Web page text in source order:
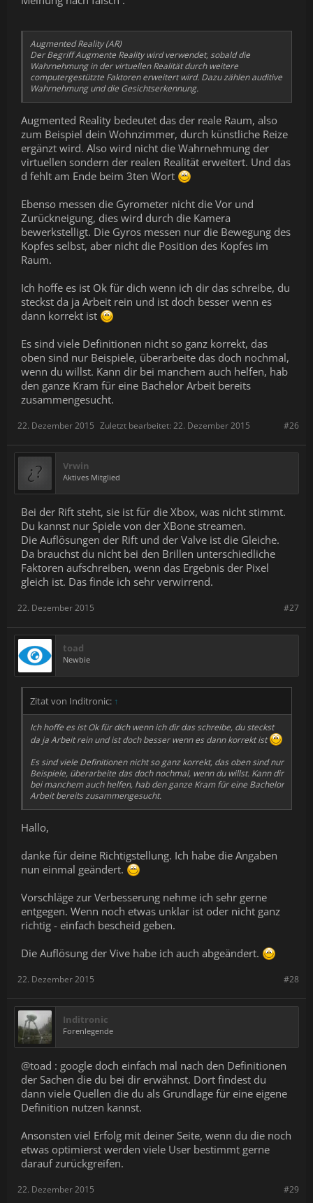
Augmented Reality (AR)
Der Begriff Augmente Reality wird verwendet, sobald die
Wahrnehmung in der virtuellen Realität durch weitere
computergestützte Faktoren erweitert wird. Dazu zählen auditive
Wahrnehmung und die Gesichtserkennung.
Augmented Reality bedeutet das der reale Raum, also
zum Beispiel dein Wohnzimmer, durch künstliche Reize
ergänzt wird. Also wird nicht die Wahrnehmung der
virtuellen sondern der realen Realität erweitert. Und das
d fehlt am Ende beim 3ten Wort
Ebenso messen die Gyrometer nicht die Vor und
Zurückneigung, dies wird durch die Kamera
bewerkstelligt. Die Gyros messen nur die Bewegung des
Kopfes selbst, aber nicht die Position des Kopfes im
Raum.
Ich hoffe es ist Ok für dich wenn ich dir das schreibe, du
steckst da ja Arbeit rein und ist doch besser wenn es
dann korrekt ist
Es sind viele Definitionen nicht so ganz korrekt, das
oben sind nur Beispiele, überarbeite das doch nochmal,
wenn du willst. Kann dir bei manchem auch helfen, hab
den ganze Kram für eine Bachelor Arbeit bereits
zusammengesucht.
#26
22. Dezember 2015 Zuletzt bearbeitet: 22. Dezember 2015
Vrwin
Aktives Mitglied
Bei der Rift steht, sie ist für die Xbox, was nicht stimmt.
Du kannst nur Spiele von der XBone streamen.
Die Auflösungen der Rift und der Valve ist die Gleiche.
Da brauchst du nicht bei den Brillen unterschiedliche
Faktoren aufschreiben, wenn das Ergebnis der Pixel
gleich ist. Das finde ich sehr verwirrend.
#27
22. Dezember 2015
toad
Newbie
Zitat von Inditronic: ↑
Ich hoffe es ist Ok für dich wenn ich dir das schreibe, du steckst
da ja Arbeit rein und ist doch besser wenn es dann korrekt ist
Es sind viele Definitionen nicht so ganz korrekt, das oben sind nur
Beispiele, überarbeite das doch nochmal, wenn du willst. Kann dir
bei manchem auch helfen, hab den ganze Kram für eine Bachelor
Arbeit bereits zusammengesucht.
Hallo,
danke für deine Richtigstellung. Ich habe die Angaben
nun einmal geändert.
Vorschläge zur Verbesserung nehme ich sehr gerne
entgegen. Wenn noch etwas unklar ist oder nicht ganz
richtig - einfach bescheid geben.
Die Auflösung der Vive habe ich auch abgeändert.
#28
22. Dezember 2015
Inditronic
Forenlegende
@toad : google doch einfach mal nach den Definitionen
der Sachen die du bei dir erwähnst. Dort findest du
dann viele Quellen die du als Grundlage für eine eigene
Definition nutzen kannst.
Ansonsten viel Erfolg mit deiner Seite, wenn du die noch
etwas optimierst werden viele User bestimmt gerne
darauf zurückgreifen.
#29
22. Dezember 2015